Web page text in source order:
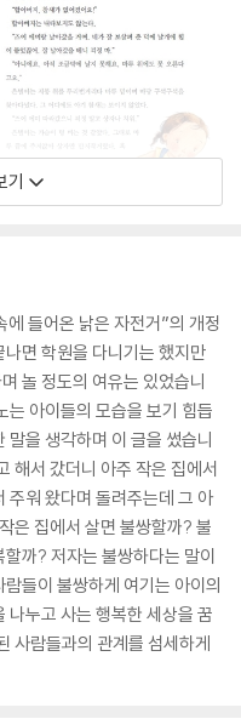
에 들어온 낡은 자전거”의 개정
면 학원을 다니기는 했지만
놀 정도의 여유는 있었습니
는 아이들의 모습을 보기 힘듭
을 생각하며 이 글을 썼습니
해서 갔더니 아주 작은 집에서
주워 왔다며 돌려주는데 그 아
은 집에서 살면 불쌍할까? 불
까? 저자는 불쌍하다는 말이
들이 불쌍하게 여기는 아이의
나누고 사는 행복한 세상을 꿈
사람들과의 관계를 섬세하게